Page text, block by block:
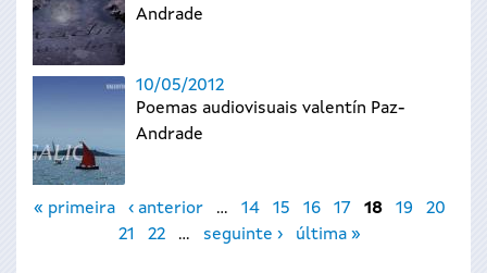
Andrade
10/05/2012
Poemas audiovisuais valentín Paz-
Andrade
Páxinas
« primeira ‹ anterior … 14 15 16 17 18 19
20
21
22 … seguinte › última »